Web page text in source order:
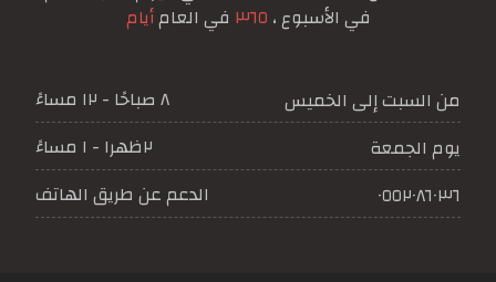
في الأسبوع ، ٣٦٥ في العامأيام
من السبت إلى الخميس
٨ صباحًا - ١٢ مساءً
يوم الجمعة
٢ظهرا - ١ مساءً
٠٥٥٢٠٨٦٠٣٦
الدعم عن طريق الهاتف